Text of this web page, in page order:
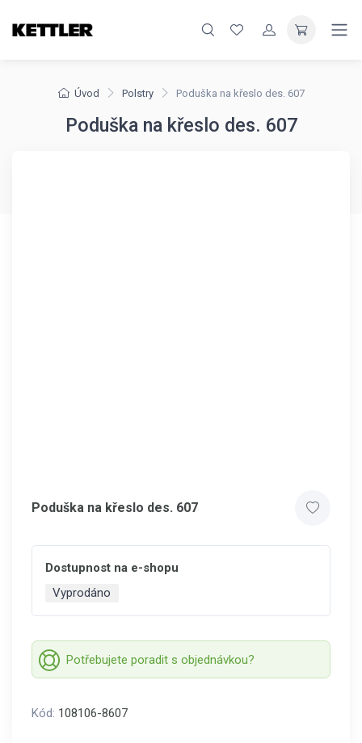
Úvod Polstry Poduška na křeslo des. 607
Poduška na křeslo des. 607
Poduška na křeslo des. 607
Dostupnost na e-shopu
Vyprodáno
Potřebujete poradit s objednávkou?
Kód: 108106-8607